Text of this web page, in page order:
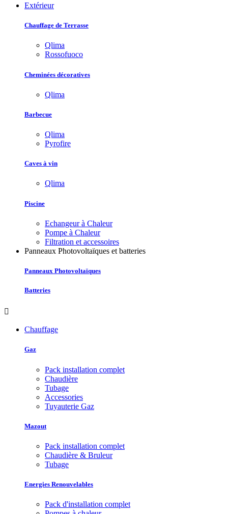
Extérieur
Chauffage de Terrasse
Qlima
Rossofuoco
Cheminées décoratives
Qlima
Barbecue
Qlima
Pyrofire
Caves à vin
Qlima
Piscine
Echangeur à Chaleur
Pompe à Chaleur
Filtration et accessoires
Panneaux Photovoltaïques et batteries
Panneaux Photovoltaïques
Batteries

Chauffage
Gaz
Pack installation complet
Chaudière
Tubage
Accessories
Tuyauterie Gaz
Mazout
Pack installation complet
Chaudière & Bruleur
Tubage
Energies Renouvelables
Pack d'installation complet